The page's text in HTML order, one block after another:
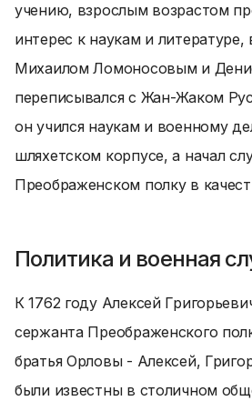
учению, взрослым возрастом
интерес к наукам и литературе,
Михаилом Ломоносовым и
переписывался с Жан-Жаком
он учился наукам и военному
шляхетском корпусе, а начал
Преображенском полку в
Политика и военная
К 1762 году Алексей
сержанта Преображенского
братья Орловы - Алексей,
были известны в столичном